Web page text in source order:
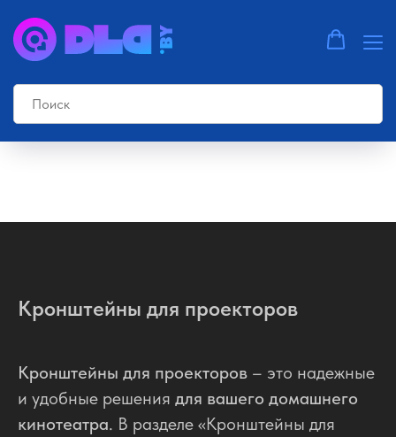
Главная страница » Кронштейны
Кронштейны для проекторов
Кронштейны для проекторов – это надежные
и удобные решения для вашего домашнего
кинотеатра. В разделе «Кронштейны для